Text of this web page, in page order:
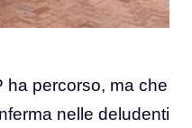
ha percorso, ma che
nelle deludenti